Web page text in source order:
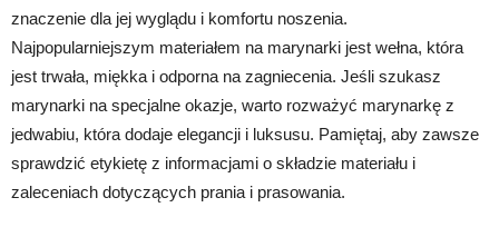
znaczenie dla jej wyglądu i komfortu noszenia.
Najpopularniejszym materiałem na marynarki jest wełna, która
jest trwała, miękka i odporna na zagniecenia. Jeśli szukasz
marynarki na specjalne okazje, warto rozważyć marynarkę z
jedwabiu, która dodaje elegancji i luksusu. Pamiętaj, aby zawsze
sprawdzić etykietę z informacjami o składzie materiału i
zaleceniach dotyczących prania i prasowania.